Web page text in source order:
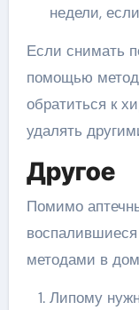
недели,
Если снимать
помощью
обратиться к
удалять
Другое
Помимо
методами в
Липому